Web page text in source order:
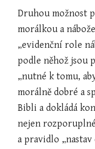
Druhou možnost
morálkou a
„evidenční role
podle něhož jsou
„nutné k tomu,
morálně dobré a
Bibli a dokládá
nejen
a pravidlo